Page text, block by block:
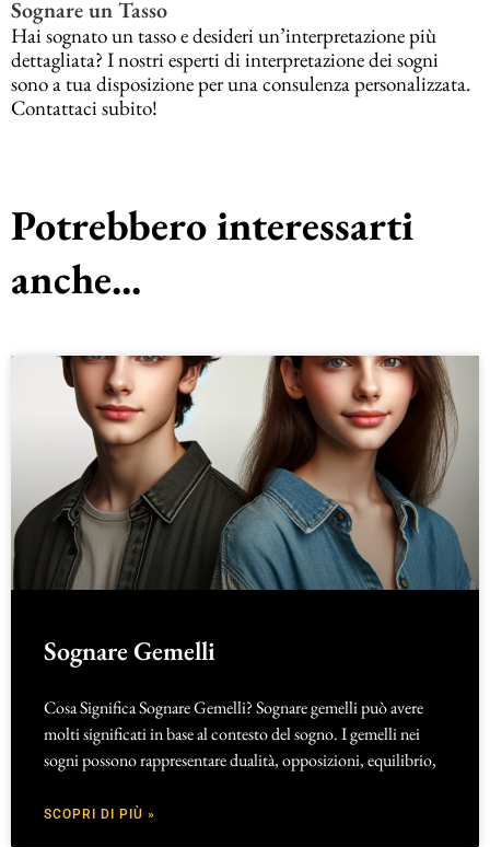
Sognare un Tasso
Hai sognato un tasso e desideri un’interpretazione più
dettagliata? I nostri esperti di interpretazione dei sogni
sono a tua disposizione per una consulenza personalizzata.
Contattaci subito!
Potrebbero interessarti
anche...
Sognare Gemelli
Cosa Significa Sognare Gemelli? Sognare gemelli può avere
molti significati in base al contesto del sogno. I gemelli nei
sogni possono rappresentare dualità, opposizioni, equilibrio,
SCOPRI DI PIÙ »